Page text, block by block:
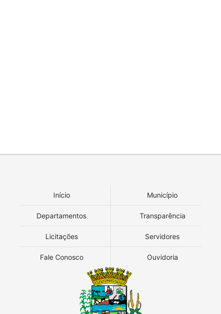
Início Município
Departamentos Transparência
Licitações Servidores
Fale Conosco Ouvidoria